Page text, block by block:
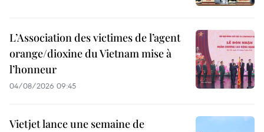
L’Association des victimes de l’agent
orange/dioxine du Vietnam mise à
l’honneur
04/08/2026 09:45
Vietjet lance une semaine de